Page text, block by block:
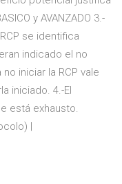
y AVANZADO 3.-
se identifica
indicado el no
iniciar la RCP vale
iniciado. 4.-El
está exhausto.
|